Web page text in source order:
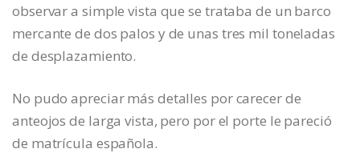
observar a simple vista que se trataba de un barco
mercante de dos palos y de unas tres mil toneladas
de desplazamiento.
No pudo apreciar más detalles por carecer de
anteojos de larga vista, pero por el porte le pareció
de matrícula española.